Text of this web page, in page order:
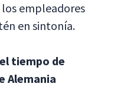
empleadores
en sintonía.
tiempo de
Alemania